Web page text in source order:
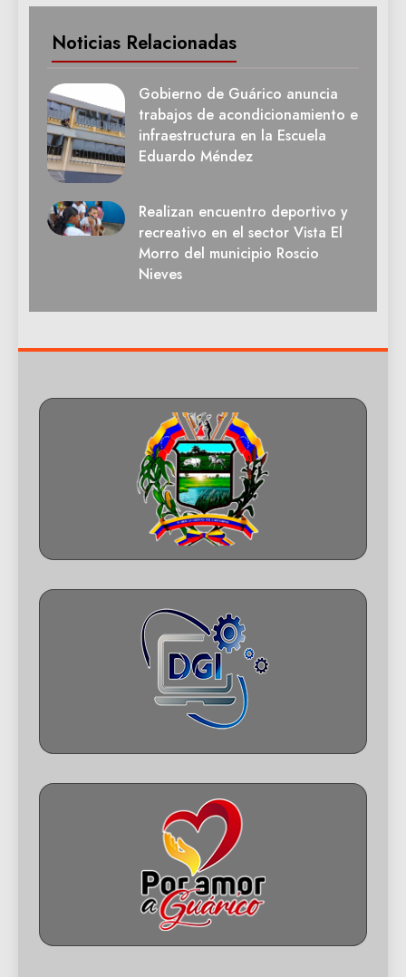
Noticias Relacionadas
Gobierno de Guárico anuncia
trabajos de acondicionamiento e
infraestructura en la Escuela
Eduardo Méndez
Realizan encuentro deportivo y
recreativo en el sector Vista El
Morro del municipio Roscio
Nieves